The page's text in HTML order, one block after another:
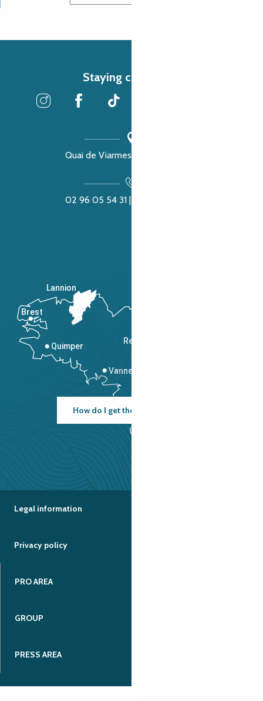
Staying connected
Quai de Viarmes, 22300 Lannion
02 96 05 54 31 | 02 96 04 04 57
Rennes
Vannes
Quimper
Lannion
Brest
How do I get there?
Legal information
Privacy policy
PRO AREA
GROUP
PRESS AREA